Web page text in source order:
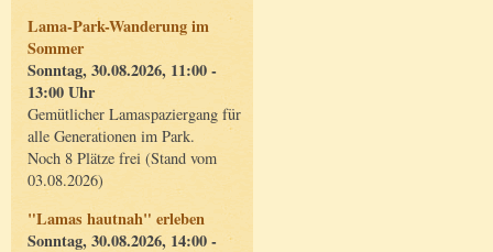
Lama-Park-Wanderung im
Sommer
Sonntag, 30.08.2026, 11:00 -
13:00 Uhr
Gemütlicher Lamaspaziergang für
alle Generationen im Park.
Noch 8 Plätze frei (Stand vom
03.08.2026)
"Lamas hautnah" erleben
Sonntag, 30.08.2026, 14:00 -